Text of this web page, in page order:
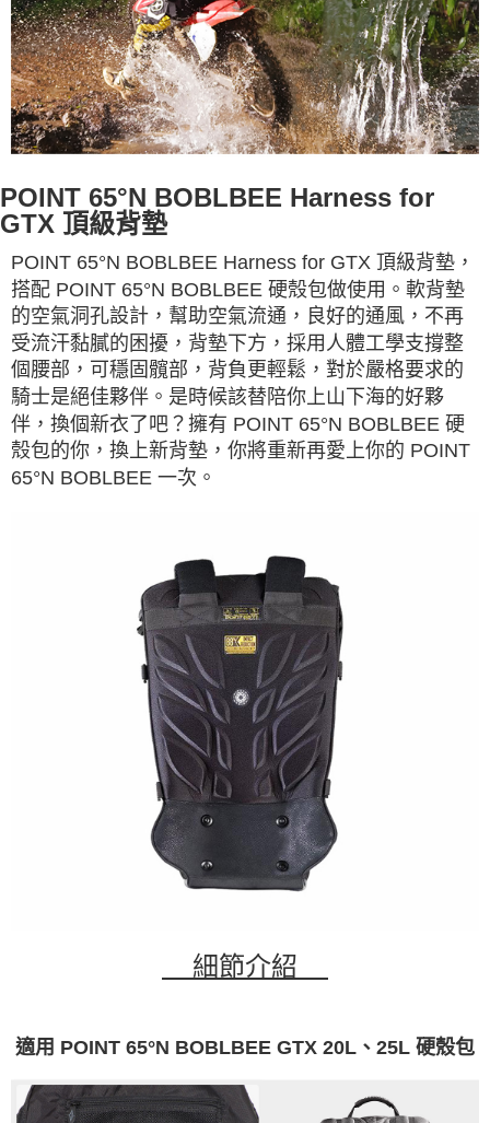
POINT 65°N BOBLBEE Harness for
GTX 頂級背墊
POINT 65°N BOBLBEE Harness for GTX 頂級背墊，
搭配 POINT 65°N BOBLBEE 硬殼包做使用。軟背墊
的空氣洞孔設計，幫助空氣流通，良好的通風，不再
受流汗黏膩的困擾，背墊下方，採用人體工學支撐整
個腰部，可穩固髖部，背負更輕鬆，對於嚴格要求的
騎士是絕佳夥伴。是時候該替陪你上山下海的好夥
伴，換個新衣了吧？擁有 POINT 65°N BOBLBEE 硬
殼包的你，換上新背墊，你將重新再愛上你的 POINT
65°N BOBLBEE 一次。
細節介紹
適用 POINT 65°N BOBLBEE GTX 20L、25L 硬殼包